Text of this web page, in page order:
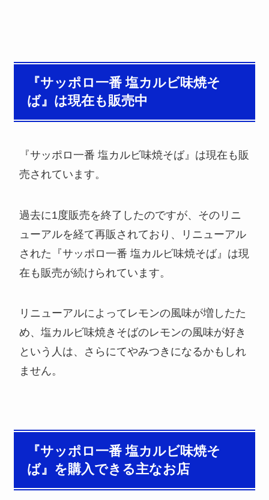
『サッポロ一番 塩カルビ味焼そ
ば』は現在も販売中
『サッポロ一番 塩カルビ味焼そば』は現在も販
売されています。
過去に1度販売を終了したのですが、そのリニ
ューアルを経て再販されており、リニューアル
された『サッポロ一番 塩カルビ味焼そば』は現
在も販売が続けられています。
リニューアルによってレモンの風味が増したた
め、塩カルビ味焼きそばのレモンの風味が好き
という人は、さらにてやみつきになるかもしれ
ません。
『サッポロ一番 塩カルビ味焼そ
ば』を購入できる主なお店